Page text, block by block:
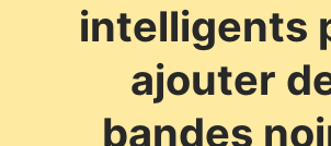
Centre deRessources
Télécharger
intelligents
ajouter
bandes